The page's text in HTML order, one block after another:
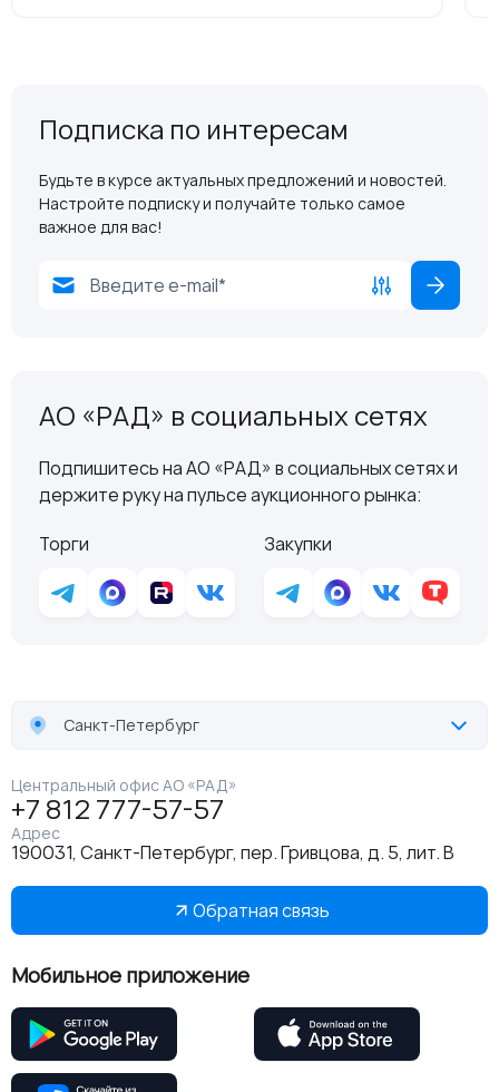
Подписка по интересам
Будьте в курсе актуальных предложений и новостей.
Настройте подписку и получайте только самое
важное для вас!
АО «РАД» в социальных сетях
Подпишитесь на АО «РАД» в социальных сетях и
держите руку на пульсе аукционного рынка:
Торги
Закупки
Санкт-Петербург
Центральный офис АО «РАД»
+7 812 777-57-57
Адрес
190031, Санкт-Петербург, пер. Гривцова, д. 5, лит. В
Обратная связь
Мобильное приложение